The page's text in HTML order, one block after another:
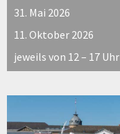
31. Mai 2026
11. Oktober 2026
jeweils von 12 – 17 Uhr